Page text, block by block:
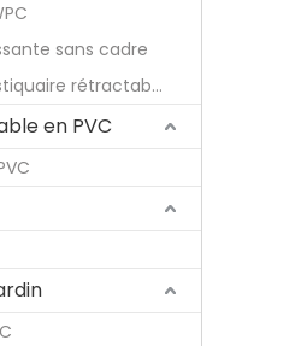
sans cadre
Porte moustiquaire rétractable
en PVC